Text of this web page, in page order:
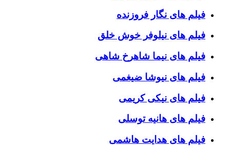
فیلم های نگار فروزنده
فیلم های نیلوفر خوش خلق
فیلم های نیما شاهرخ شاهی
فیلم های نیوشا ضیغمی
فیلم های نیکی کریمی
فیلم های هانیه توسلی
فیلم های هدایت هاشمی